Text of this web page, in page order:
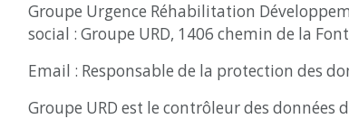
Groupe Urgence Réhabilitation
social : Groupe URD, 1406 chemin de la
Email : Responsable de la protection des
Groupe URD est le contrôleur des données